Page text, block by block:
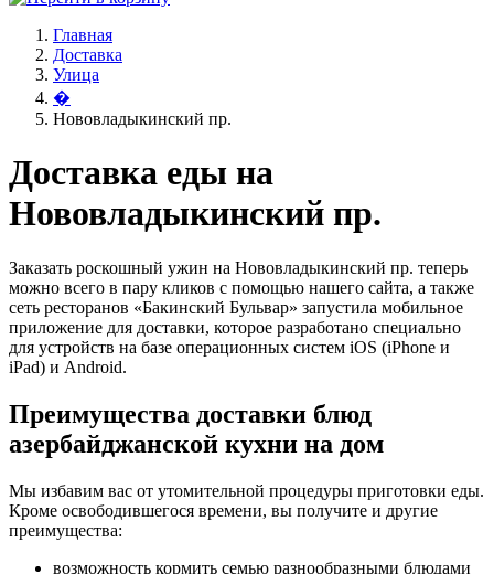
Главная
Доставка
Улица
�
Нововладыкинский пр.
Доставка еды на
Нововладыкинский пр.
Заказать роскошный ужин на Нововладыкинский пр. теперь
можно всего в пару кликов с помощью нашего сайта, а также
сеть ресторанов «Бакинский Бульвар» запустила мобильное
приложение для доставки, которое разработано специально
для устройств на базе операционных систем iOS (iPhone и
iPad) и Android.
Преимущества доставки блюд
азербайджанской кухни на дом
Мы избавим вас от утомительной процедуры приготовки еды.
Кроме освободившегося времени, вы получите и другие
преимущества:
возможность кормить семью разнообразными блюдами